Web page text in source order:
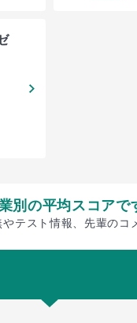
別の平均スコアで
テスト情報、先輩のコ